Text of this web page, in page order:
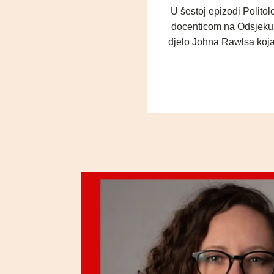
U šestoj epizodi
docenticom na
djelo Johna Rawlsa